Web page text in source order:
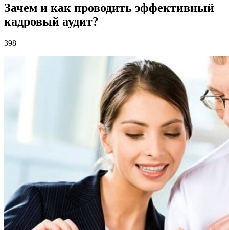
Зачем и как проводить эффективный
кадровый аудит?
398